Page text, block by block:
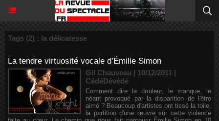
Tags (2) : la délicatesse
La tendre virtuosité vocale d’Émilie Simon
Gil Chauveau | 10/12/2011 |
CédéDévédé
Comment dire la douleur, le manque, le
néant provoqué par la disparition de l'être
aimé ? Beaucoup d'artistes ont tissé la toile,
la partition d'une œuvre sur cette violence